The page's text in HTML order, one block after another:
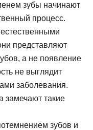
зубы начинают
процесс.
представляют
а не появление
не выглядит
заболевания.
замечают такие
зубов и